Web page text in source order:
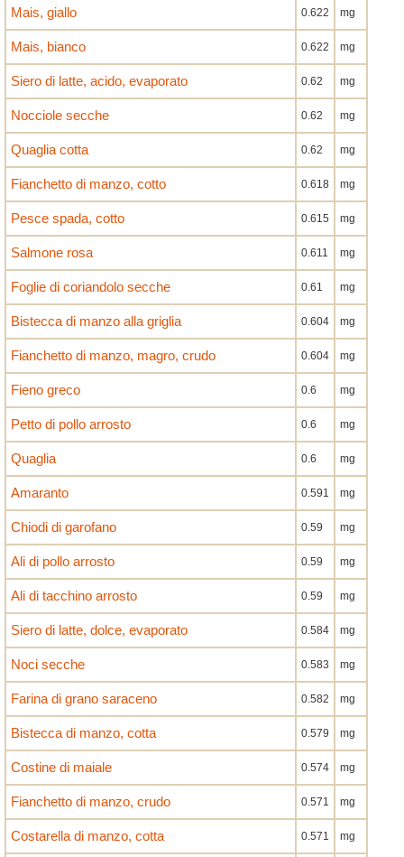
Mais, giallo 0.622 mg
Mais, bianco 0.622 mg
Siero di latte, acido, evaporato 0.62 mg
Nocciole secche 0.62 mg
Quaglia cotta 0.62 mg
Fianchetto di manzo, cotto 0.618 mg
Pesce spada, cotto 0.615 mg
Salmone rosa 0.611 mg
Foglie di coriandolo secche 0.61 mg
Bistecca di manzo alla griglia 0.604 mg
Fianchetto di manzo, magro, crudo 0.604 mg
Fieno greco 0.6 mg
Petto di pollo arrosto 0.6 mg
Quaglia 0.6 mg
Amaranto 0.591 mg
Chiodi di garofano 0.59 mg
Ali di pollo arrosto 0.59 mg
Ali di tacchino arrosto 0.59 mg
Siero di latte, dolce, evaporato 0.584 mg
Noci secche 0.583 mg
Farina di grano saraceno 0.582 mg
Bistecca di manzo, cotta 0.579 mg
Costine di maiale 0.574 mg
Fianchetto di manzo, crudo 0.571 mg
Costarella di manzo, cotta 0.571 mg